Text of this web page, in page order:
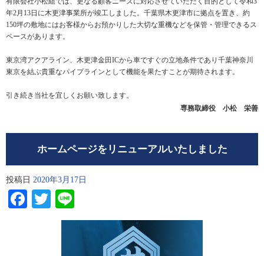
年2月13日に木更津事業所が竣工しました。千葉県木更津市に拠点を置き、約
150坪の敷地にはお客様からお預かりした大切な重機などを保管・管理できるス
ペースがあります。
東京湾アクアライン、木更津金田ICから車ですぐの立地条件であり千葉神奈川
東京を結ぶ貴重なパイプラインとして機能を果たすことが期待されます。
引き続き当社を宜しくお願い致します。
専務取締役 小松 栄善
ホームページをリニューアルいたしました
投稿日 2020年3月17日
Facebook
Twitter